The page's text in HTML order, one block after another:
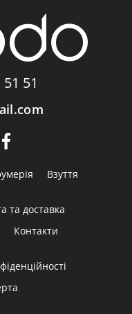
51
Взуття
та доставка
Контакти